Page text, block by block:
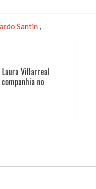
Santin ,
Laura Villarreal
no